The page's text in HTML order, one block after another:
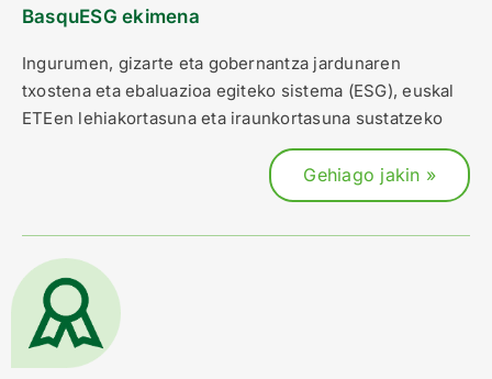
BasquESG ekimena
Ingurumen, gizarte eta gobernantza jardunaren
txostena eta ebaluazioa egiteko sistema (ESG), euskal
ETEen lehiakortasuna eta iraunkortasuna sustatzeko
Gehiago jakin »